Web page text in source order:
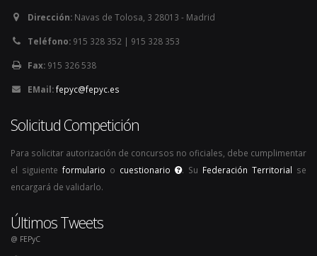
Dirección: Navas de Tolosa, 3 28013 - Madrid
Teléfono: 915 328 352 | 915 328 353
Fax: 915 326 538
EMail:fepyc@fepyc.es
Solicitud Competición
Para solicitar autorización de concursos no oficiales, debe cumplimentar
el siguiente formulario o cuestionario . Su Federación Territorial se
encargará de validarlo.
Últimos Tweets
@ FEPyC